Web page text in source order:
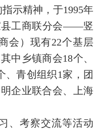
示精神，于1995年
县工商联分会——竖
会）现有22个基层
中乡镇商会18个、
、青创组织1家，团
企业联合会、上海
、考察交流等活动